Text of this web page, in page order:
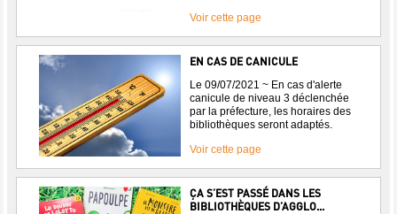
Voir cette page
EN CAS DE CANICULE
Le 09/07/2021 ~ En cas d'alerte
canicule de niveau 3 déclenchée
par la préfecture, les horaires des
bibliothèques seront adaptés.
Voir cette page
ÇA S’EST PASSÉ DANS LES
BIBLIOTHÈQUES D’AGGLO...